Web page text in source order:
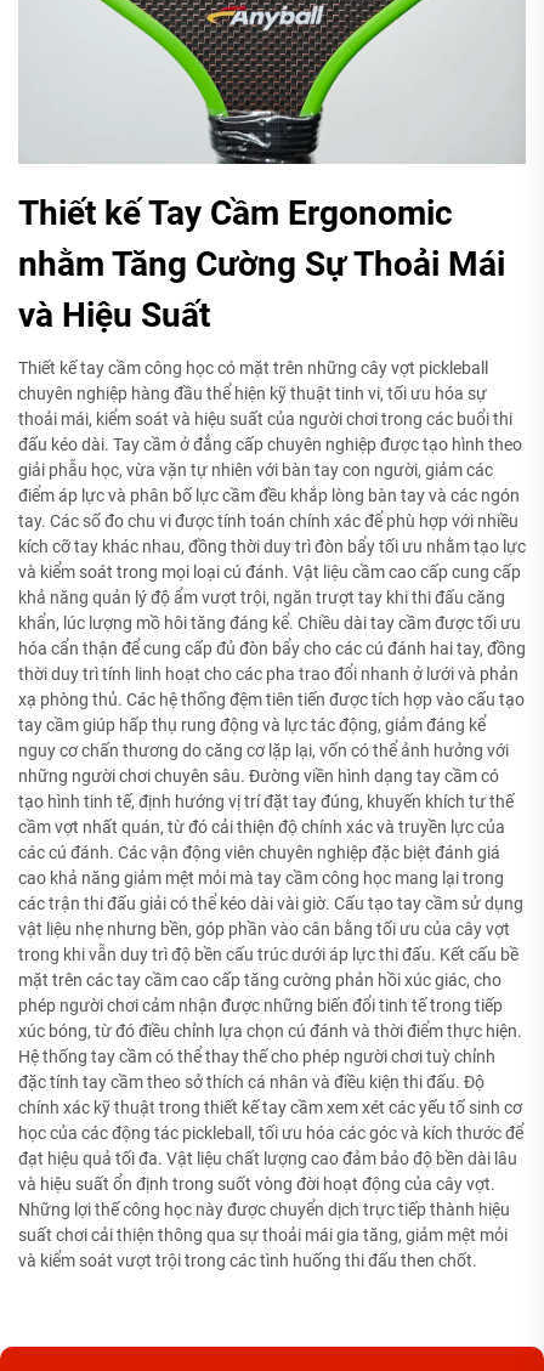
Thiết kế Tay Cầm Ergonomic
nhằm Tăng Cường Sự Thoải Mái
và Hiệu Suất
Thiết kế tay cầm công học có mặt trên những cây vợt pickleball
chuyên nghiệp hàng đầu thể hiện kỹ thuật tinh vi, tối ưu hóa sự
thoải mái, kiểm soát và hiệu suất của người chơi trong các buổi thi
đấu kéo dài. Tay cầm ở đẳng cấp chuyên nghiệp được tạo hình theo
giải phẫu học, vừa vặn tự nhiên với bàn tay con người, giảm các
điểm áp lực và phân bố lực cầm đều khắp lòng bàn tay và các ngón
tay. Các số đo chu vi được tính toán chính xác để phù hợp với nhiều
kích cỡ tay khác nhau, đồng thời duy trì đòn bẩy tối ưu nhằm tạo lực
và kiểm soát trong mọi loại cú đánh. Vật liệu cầm cao cấp cung cấp
khả năng quản lý độ ẩm vượt trội, ngăn trượt tay khi thi đấu căng
khẩn, lúc lượng mồ hôi tăng đáng kể. Chiều dài tay cầm được tối ưu
hóa cẩn thận để cung cấp đủ đòn bẩy cho các cú đánh hai tay, đồng
thời duy trì tính linh hoạt cho các pha trao đổi nhanh ở lưới và phản
xạ phòng thủ. Các hệ thống đệm tiên tiến được tích hợp vào cấu tạo
tay cầm giúp hấp thụ rung động và lực tác động, giảm đáng kể
nguy cơ chấn thương do căng cơ lặp lại, vốn có thể ảnh hưởng với
những người chơi chuyên sâu. Đường viền hình dạng tay cầm có
tạo hình tinh tế, định hướng vị trí đặt tay đúng, khuyến khích tư thế
cầm vợt nhất quán, từ đó cải thiện độ chính xác và truyền lực của
các cú đánh. Các vận động viên chuyên nghiệp đặc biệt đánh giá
cao khả năng giảm mệt mỏi mà tay cầm công học mang lại trong
các trận thi đấu giải có thể kéo dài vài giờ. Cấu tạo tay cầm sử dụng
vật liệu nhẹ nhưng bền, góp phần vào cân bằng tối ưu của cây vợt
trong khi vẫn duy trì độ bền cấu trúc dưới áp lực thi đấu. Kết cấu bề
mặt trên các tay cầm cao cấp tăng cường phản hồi xúc giác, cho
phép người chơi cảm nhận được những biến đổi tinh tế trong tiếp
xúc bóng, từ đó điều chỉnh lựa chọn cú đánh và thời điểm thực hiện.
Hệ thống tay cầm có thể thay thế cho phép người chơi tuỳ chỉnh
đặc tính tay cầm theo sở thích cá nhân và điều kiện thi đấu. Độ
chính xác kỹ thuật trong thiết kế tay cầm xem xét các yếu tố sinh cơ
học của các động tác pickleball, tối ưu hóa các góc và kích thước để
đạt hiệu quả tối đa. Vật liệu chất lượng cao đảm bảo độ bền dài lâu
và hiệu suất ổn định trong suốt vòng đời hoạt động của cây vợt.
Những lợi thế công học này được chuyển dịch trực tiếp thành hiệu
suất chơi cải thiện thông qua sự thoải mái gia tăng, giảm mệt mỏi
và kiểm soát vượt trội trong các tình huống thi đấu then chốt.